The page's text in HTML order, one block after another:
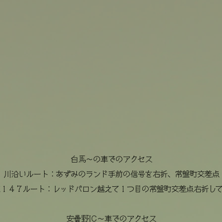
白馬〜の車でのアクセス
川沿いルート：あずみのランド手前の信号を右折、常盤町交差点
４７ルート：レッドバロン越えて１つ目の常盤町交差点右折し
安曇野IC〜 車でのアクセス